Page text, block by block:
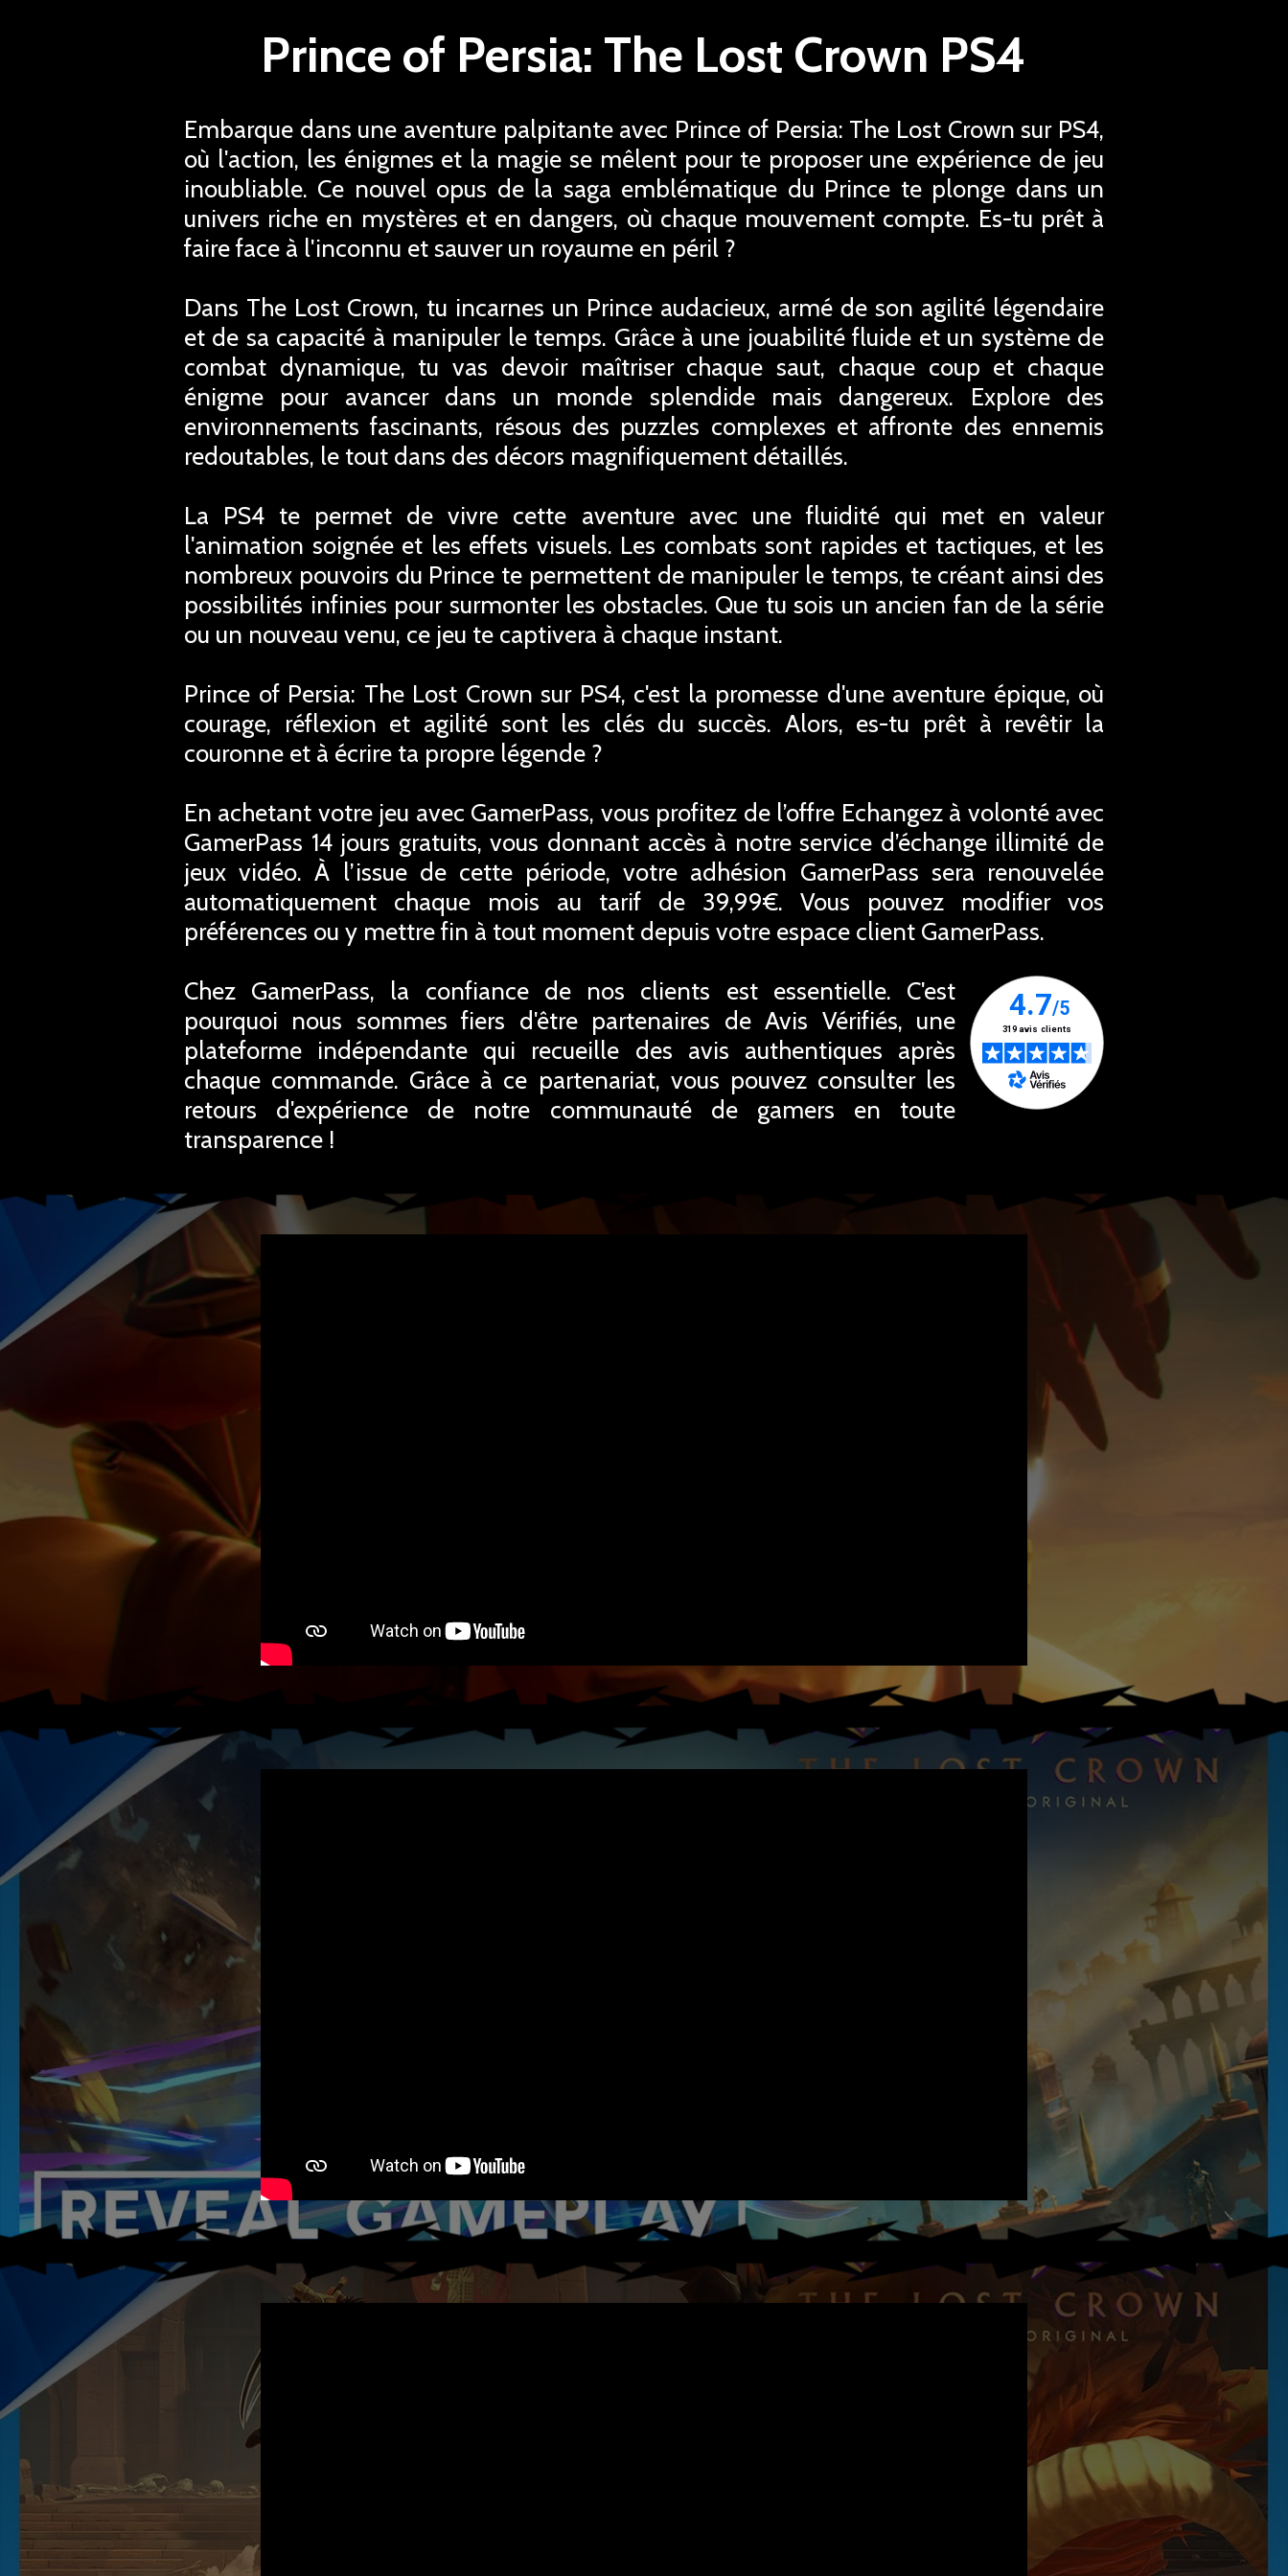
Prince of Persia: The Lost Crown PS4
Embarque dans une aventure palpitante avec Prince of Persia: The Lost Crown sur PS4,
où l'action, les énigmes et la magie se mêlent pour te proposer une expérience de jeu
inoubliable. Ce nouvel opus de la saga emblématique du Prince te plonge dans un
univers riche en mystères et en dangers, où chaque mouvement compte. Es-tu prêt à
faire face à l'inconnu et sauver un royaume en péril ?
Dans The Lost Crown, tu incarnes un Prince audacieux, armé de son agilité légendaire
et de sa capacité à manipuler le temps. Grâce à une jouabilité fluide et un système de
combat dynamique, tu vas devoir maîtriser chaque saut, chaque coup et chaque
énigme pour avancer dans un monde splendide mais dangereux. Explore des
environnements fascinants, résous des puzzles complexes et affronte des ennemis
redoutables, le tout dans des décors magnifiquement détaillés.
La PS4 te permet de vivre cette aventure avec une fluidité qui met en valeur
l'animation soignée et les effets visuels. Les combats sont rapides et tactiques, et les
nombreux pouvoirs du Prince te permettent de manipuler le temps, te créant ainsi des
possibilités infinies pour surmonter les obstacles. Que tu sois un ancien fan de la série
ou un nouveau venu, ce jeu te captivera à chaque instant.
Prince of Persia: The Lost Crown sur PS4, c'est la promesse d'une aventure épique, où
courage, réflexion et agilité sont les clés du succès. Alors, es-tu prêt à revêtir la
couronne et à écrire ta propre légende ?
En achetant votre jeu avec GamerPass, vous profitez de l’offre Echangez à volonté avec
GamerPass 14 jours gratuits, vous donnant accès à notre service d’échange illimité de
jeux vidéo. À l’issue de cette période, votre adhésion GamerPass sera renouvelée
automatiquement chaque mois au tarif de 39,99€. Vous pouvez modifier vos
préférences ou y mettre fin à tout moment depuis votre espace client GamerPass.
Chez GamerPass, la confiance de nos clients est essentielle. C'est
pourquoi nous sommes fiers d'être partenaires de Avis Vérifiés, une
plateforme indépendante qui recueille des avis authentiques après
chaque commande. Grâce à ce partenariat, vous pouvez consulter les
retours d'expérience de notre communauté de gamers en toute
transparence !